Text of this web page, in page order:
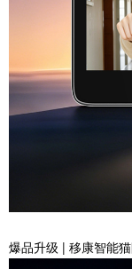
爆品升级 | 移康智能